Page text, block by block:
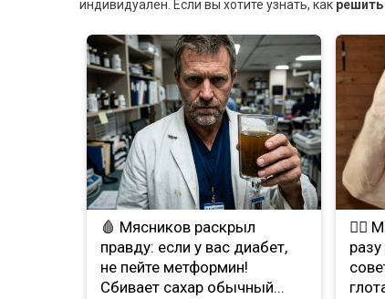
индивидуален. Если вы хотите узнать, как
🩸 Мясников раскрыл
правду: если у вас диабет,
не пейте метформин!
Сбивает сахар обычный...
❤️‍🔥